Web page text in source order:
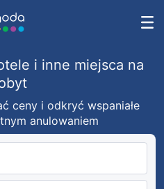
i inne miejsca na
ceny i odkryć wspaniałe
anulowaniem